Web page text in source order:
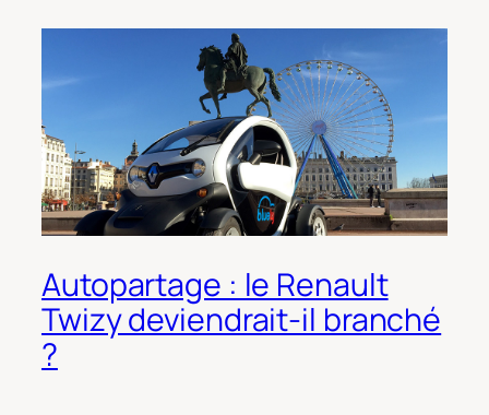
Autopartage : le Renault
Twizy deviendrait-il branché
?